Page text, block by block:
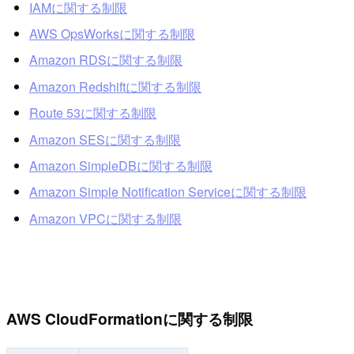
IAMに関する制限
AWS OpsWorksに関する制限
Amazon RDSに関する制限
Amazon Redshiftに関する制限
Route 53に関する制限
Amazon SESに関する制限
Amazon SimpleDBに関する制限
Amazon Simple Notification Serviceに関する制限
Amazon VPCに関する制限
AWS CloudFormationに関する制限